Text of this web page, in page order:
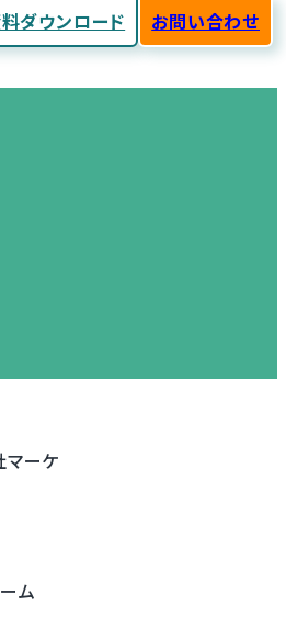
ダウンロード
お問い合わせ
マーケ
ム